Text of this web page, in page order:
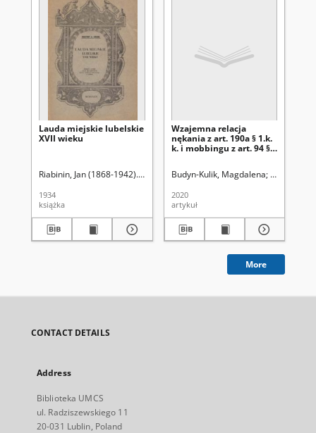
Lauda miejskie lubelskie
XVII wieku
Riabinin, Jan (1868-1942). Wyd.
1934
książka
Wzajemna relacja
nękania z art. 190a § 1.k.
k. i mobbingu z art. 94 § 2
Budyn-Kulik, Magdalena
2020
artykuł
More
CONTACT DETAILS
Address
Biblioteka UMCS
ul. Radziszewskiego 11
20-031 Lublin, Poland